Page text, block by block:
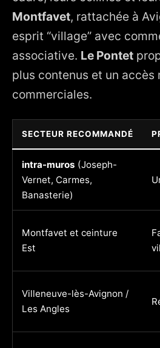
Montfavet, rattachée à
esprit “village” avec
associative. Le Pontet
plus contenus et un accès
commerciales.
SECTEUR RECOMMANDÉ
intra-muros (Joseph-
Vernet, Carmes,
Banasterie)
Montfavet et ceinture
Est
Villeneuve-lès-Avignon /
Les Angles